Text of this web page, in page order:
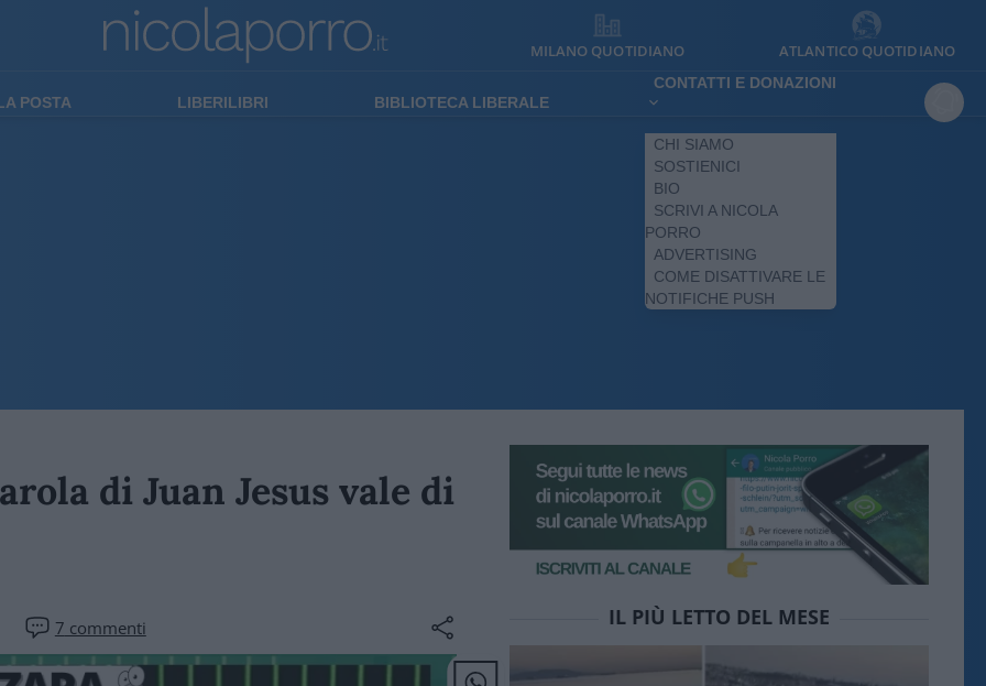
MILANO QUOTIDIANO ATLANTICO QUOTIDIANO
POSTA LIBERILIBRI BIBLIOTECA LIBERALE
CONTATTI E DONAZIONI
CHI SIAMO
SOSTIENICI
BIO
SCRIVI A NICOLA
PORRO
ADVERTISING
COME DISATTIVARE LE
NOTIFICHE PUSH
di Juan Jesus vale di
7 commenti IL PIÙ LETTO DEL MESE